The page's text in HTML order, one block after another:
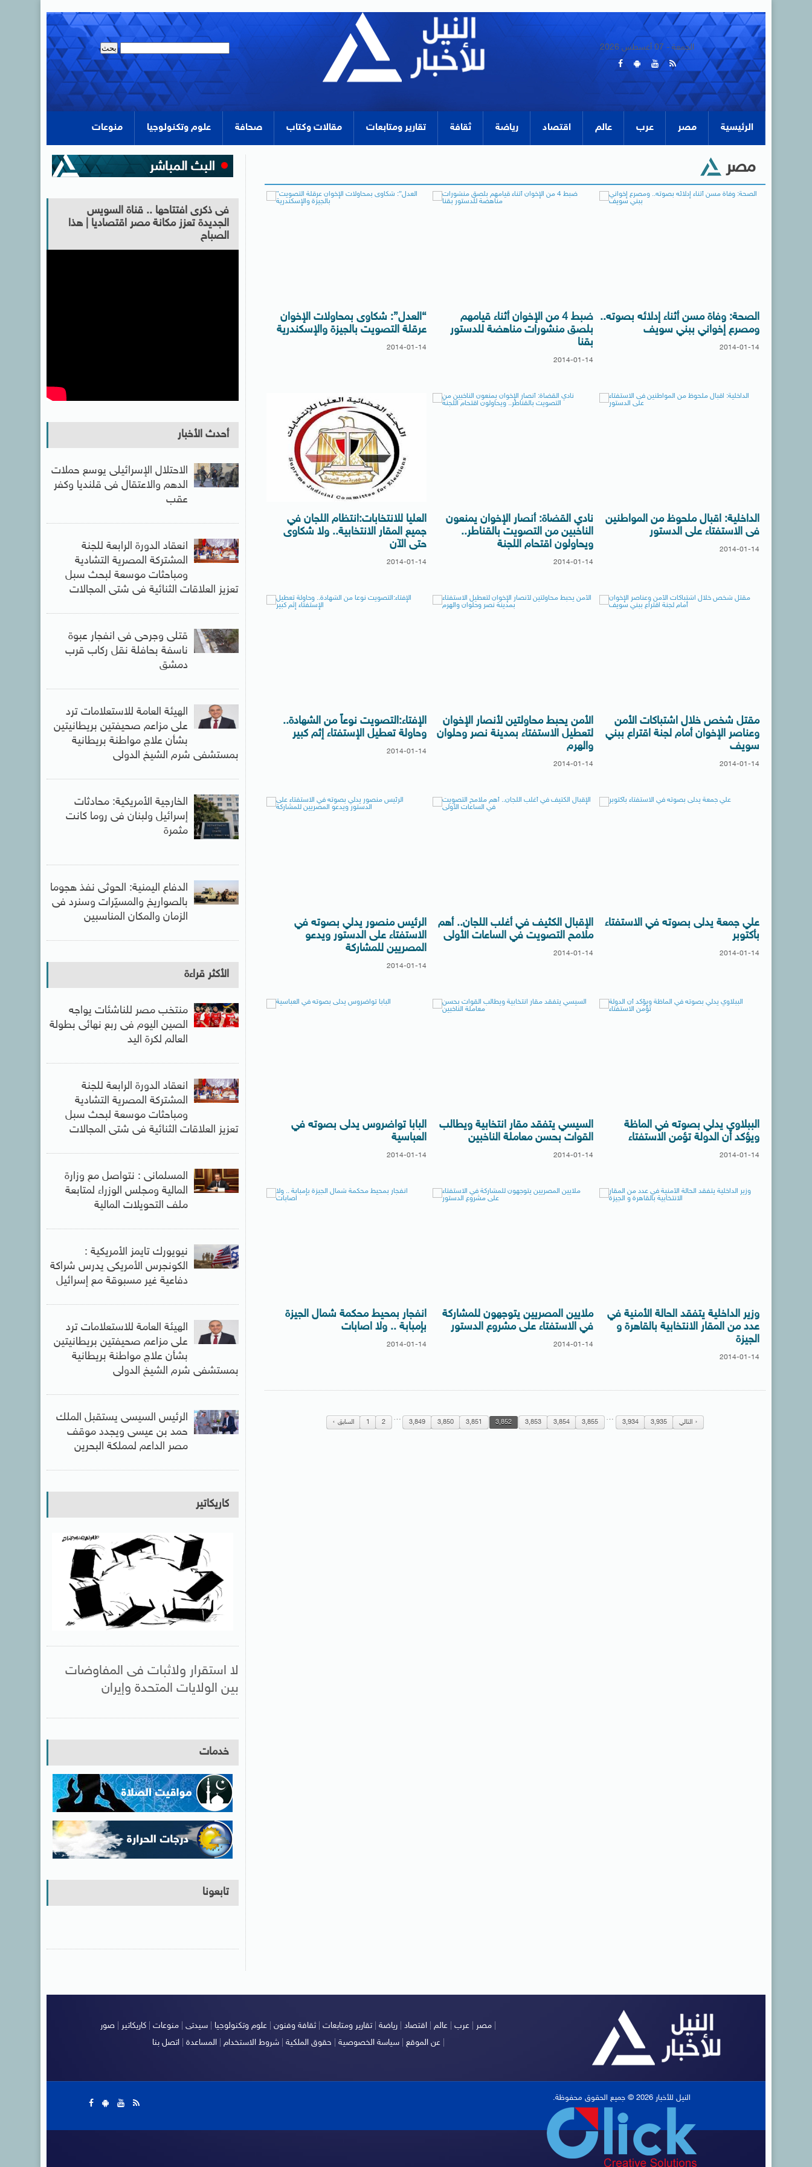
الجمعة - 07 أغسطس 2026
الرئيسية مصر عرب عالم اقتصاد رياضة ثقافة تقارير ومتابعات مقالات وكتاب صحافة علوم وتكنولوجيا منوعات
مصر
الصحة: وفاة مسن أثناء إدلائه بصوته..
ومصرع إخواني ببني سويف
2014-01-14
ضبط 4 من الإخوان أثناء قيامهم
بلصق منشورات مناهضة للدستور
بقنا
2014-01-14
“العدل”: شكاوى بمحاولات الإخوان
عرقلة التصويت بالجيزة والإسكندرية
2014-01-14
الداخلية: اقبال ملحوظ من المواطنين
فى الاستفتاء على الدستور
2014-01-14
نادي القضاة: أنصار الإخوان يمنعون
الناخبين من التصويت بالقناطر..
ويحاولون اقتحام اللجنة
2014-01-14
العليا للانتخابات:انتظام اللجان في
جميع المقار الانتخابية.. ولا شكاوى
حتى الآن
2014-01-14
مقتل شخص خلال اشتباكات الأمن
وعناصر الإخوان أمام لجنة اقتراع ببني
سويف
2014-01-14
الأمن يحبط محاولتين لأنصار الإخوان
لتعطيل الاستفتاء بمدينة نصر وحلوان
والهرم
2014-01-14
الإفتاء:التصويت نوعاً من الشهادة..
وحاولة تعطيل الإستفتاء إثم كبير
2014-01-14
علي جمعة يدلى بصوته في الاستفتاء
بأكتوبر
2014-01-14
الإقبال الكثيف في أغلب اللجان.. أهم
ملامح التصويت في الساعات الأولى
2014-01-14
الرئيس منصور يدلي بصوته في
الاستفتاء على الدستور ويدعو
المصريين للمشاركة
2014-01-14
الببلاوي يدلي بصوته في الماظة
ويؤكد أن الدولة تؤمن الاستفتاء
2014-01-14
السيسي يتفقد مقار انتخابية ويطالب
القوات بحسن معاملة الناخبين
2014-01-14
البابا تواضروس يدلى بصوته في
العباسية
2014-01-14
وزير الداخلية يتفقد الحالة الأمنية في
عدد من المقار الانتخابية بالقاهرة و
الجيزة
2014-01-14
ملايين المصريين يتوجهون للمشاركة
في الاستفتاء على مشروع الدستور
2014-01-14
انفجار بمحيط محكمة شمال الجيزة
بإمبابة .. ولا اصابات
2014-01-14
السابق 1 2 … 3,849 3,850 3,851 3,852 3,853 3,854 3,855 … 3,934 3,935 التالي
فى ذكرى افتتاحها .. قناة السويس
الجديدة تعزز مكانة مصر اقتصاديا | هذا
الصباح
أحدث الأخبار
الاحتلال الإسرائيلى يوسع حملات
الدهم والاعتقال فى قلنديا وكفر
عقب
انعقاد الدورة الرابعة للجنة
المشتركة المصرية التشادية
ومباحثات موسعة لبحث سبل
تعزيز العلاقات الثنائية فى شتى المجالات
قتلى وجرحى فى انفجار عبوة
ناسفة بحافلة نقل ركاب قرب
دمشق
الهيئة العامة للاستعلامات ترد
على مزاعم صحيفتين بريطانيتين
بشأن علاج مواطنة بريطانية
بمستشفى شرم الشيخ الدولى
الخارجية الأمريكية: محادثات
إسرائيل ولبنان فى روما كانت
مثمرة
الدفاع اليمنية: الحوثى نفذ هجوما
بالصواريخ والمسيّرات وسنرد فى
الزمان والمكان المناسبين
الأكثر قراءة
منتخب مصر للناشئات يواجه
الصين اليوم فى ربع نهائى بطولة
العالم لكرة اليد
انعقاد الدورة الرابعة للجنة
المشتركة المصرية التشادية
ومباحثات موسعة لبحث سبل
تعزيز العلاقات الثنائية فى شتى المجالات
المسلمانى : نتواصل مع وزارة
المالية ومجلس الوزراء لمتابعة
ملف التحويلات المالية
نيويورك تايمز الأمريكية :
الكونجرس الأمريكى يدرس شراكة
دفاعية غير مسبوقة مع إسرائيل
الهيئة العامة للاستعلامات ترد
على مزاعم صحيفتين بريطانيتين
بشأن علاج مواطنة بريطانية
بمستشفى شرم الشيخ الدولى
الرئيس السيسى يستقبل الملك
حمد بن عيسى ويجدد موقف
مصر الداعم لمملكة البحرين
كاريكاتير
لا استقرار ولاثبات فى المفاوضات
بين الولايات المتحدة وإيران
خدمات
تابعونا
مصر عرب عالم اقتصاد رياضة |تقارير ومتابعات |ثقافة وفنون علوم وتكنولوجيا سيدتى منوعات كاريكاتير صور
عن الموقع |سياسة الخصوصية حقوق الملكية |شروط الاستخدام |المساعدة |اتصل بنا |
النيل للأخبار 2026 © جميع الحقوق محفوظة.